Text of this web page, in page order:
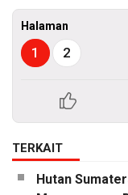
Halaman
1 2
TERKAIT
Hutan